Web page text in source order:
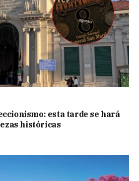
esta tarde se hará
históricas